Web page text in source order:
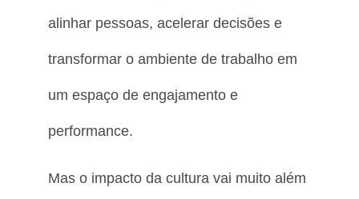
alinhar pessoas, acelerar decisões e
transformar o ambiente de trabalho em
um espaço de engajamento e
performance.
Mas o impacto da cultura vai muito além